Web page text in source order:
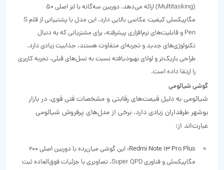
(Multitasking) ارائه می‌دهد. دوربین سه‌گانه با لنز اصلی 50
مگاپیکسلی کیفیت عکاسی بالایی دارد. این مدل با پشتیبانی از قلم S
Pen و قابلیت‌های نرم‌افزاری پیشرفته، برای مشتریانی که به دنبال
تکنولوژی‌های جدید و تجربه‌ای متفاوت هستند، جذابیت زیادی دارد.
طراحی باریک‌تر و لولای بهبودیافته نسبت به نسل‌های قبلی، تجربه کاربری
را ارتقا داده است.
گوشی‌ شیائومی
شیائومی به دلیل قیمت‌های رقابتی و مشخصات فنی قوی، در بازار
بوشهر طرفداران زیادی دارد. برخی از مدل‌های پرفروش شیائومی
عبارت‌اند از:
Redmi Note 13 Pro Plus:
این گوشی میان‌رده با دوربین اصلی 200
مگاپیکسلی و فناوری Super QPD، تصاویری با جزئیات فوق‌العاده ثبت